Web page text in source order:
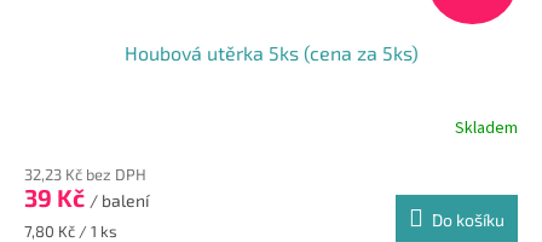
Houbová utěrka 5ks (cena za 5ks)
produktu
je
3,0
Skladem
32,23 Kč bez DPH
39 Kč / balení
Měrná
7,80 Kč / 1 ks
Do košíku